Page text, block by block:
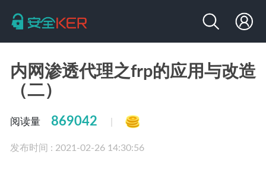
内网渗透代理之frp的应用与改造
（二）
阅读量 869042
发布时间 : 2021-02-26 14:30:56